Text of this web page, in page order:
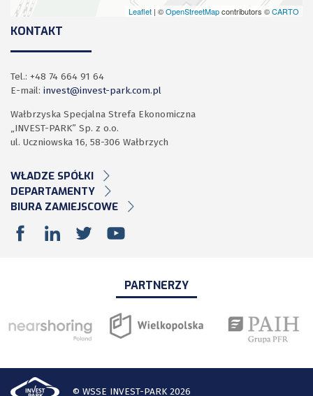
Leaflet | ©OpenStreetMapcontributors ©CARTO
KONTAKT
Tel.: +48 74 664 91 64
E-mail: invest@invest-park.com.pl
Wałbrzyska Specjalna Strefa Ekonomiczna
„INVEST-PARK” Sp. z o.o.
ul. Uczniowska 16, 58-306 Wałbrzych
WŁADZE SPÓŁKI
DEPARTAMENTY
BIURA ZAMIEJSCOWE
PARTNERZY
© WSSE INVEST-PARK 2026